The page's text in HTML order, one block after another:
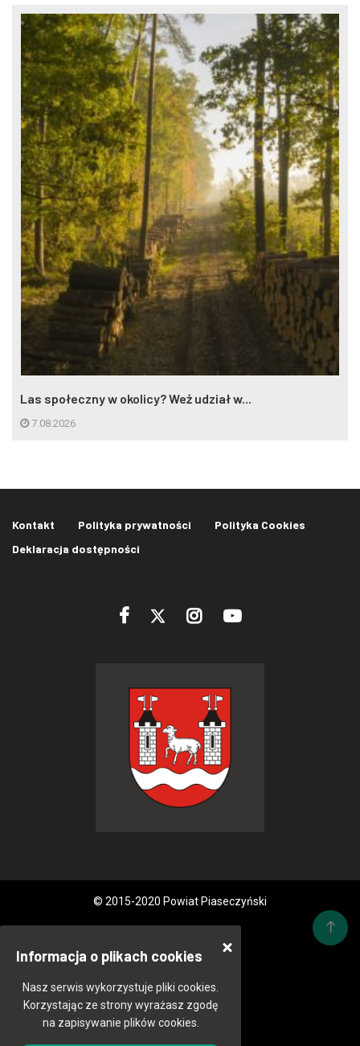
Las społeczny w okolicy? Weż udział w...
7.08.2026
Kontakt Polityka prywatności
Polityka Cookies
Deklaracja dostępności
© 2015-2020 Powiat Piaseczyński
Informacja o plikach cookies
Nasz serwis wykorzystuje pliki cookies.
Korzystając ze strony wyrażasz zgodę
na zapisywanie plików cookies.